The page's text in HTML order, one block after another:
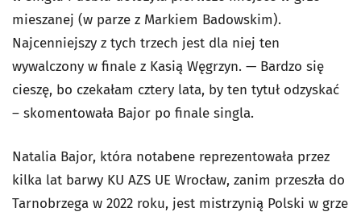
mieszanej (w parze z Markiem Badowskim).
Najcenniejszy z tych trzech jest dla niej ten
wywalczony w finale z Kasią Węgrzyn. — Bardzo się
cieszę, bo czekałam cztery lata, by ten tytuł odzyskać
– skomentowała Bajor po finale singla.
Natalia Bajor, która notabene reprezentowała przez
kilka lat barwy KU AZS UE Wrocław, zanim przeszła do
Tarnobrzega w 2022 roku, jest mistrzynią Polski w grze